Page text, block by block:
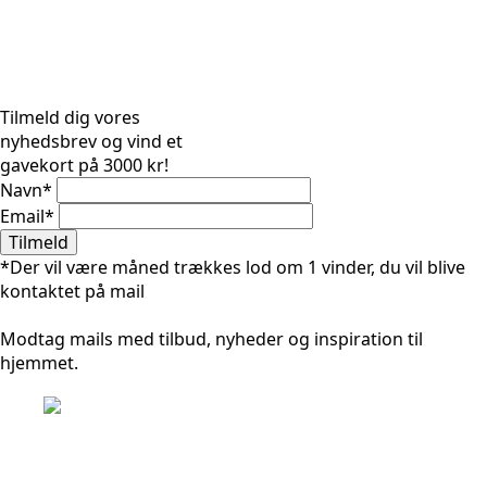
Tilmeld dig vores
nyhedsbrev og vind et
gavekort på 3000 kr!
Navn*
Email*
Tilmeld
*Der vil være måned trækkes lod om 1 vinder, du vil blive
kontaktet på mail
Modtag mails med tilbud, nyheder og inspiration til
hjemmet.